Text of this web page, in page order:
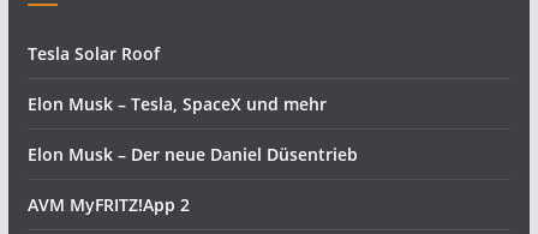
Tesla Solar Roof
Elon Musk – Tesla, SpaceX und mehr
Elon Musk – Der neue Daniel Düsentrieb
AVM MyFRITZ!App 2